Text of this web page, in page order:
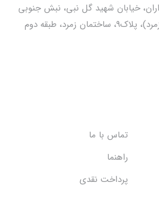
خیابان شهید گل نبی، نبش جنوبی
زمرد، طبقه دوم
تماس با ما
راهنما
پرداخت نقدی